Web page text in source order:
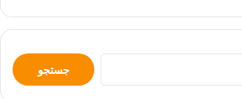
جستجو
برای: